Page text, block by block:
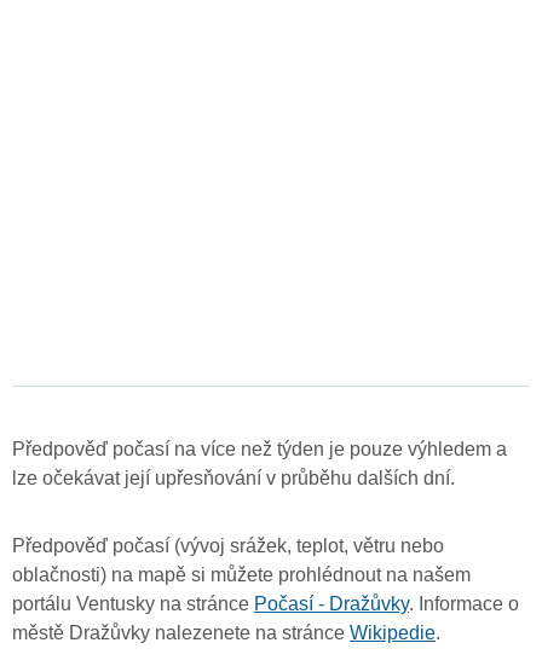
Předpověď počasí na více než týden je pouze výhledem a
lze očekávat její upřesňování v průběhu dalších dní.
Předpověď počasí (vývoj srážek, teplot, větru nebo
oblačnosti) na mapě si můžete prohlédnout na našem
portálu Ventusky na stránce Počasí - Dražůvky. Informace o
městě Dražůvky nalezenete na stránce Wikipedie.